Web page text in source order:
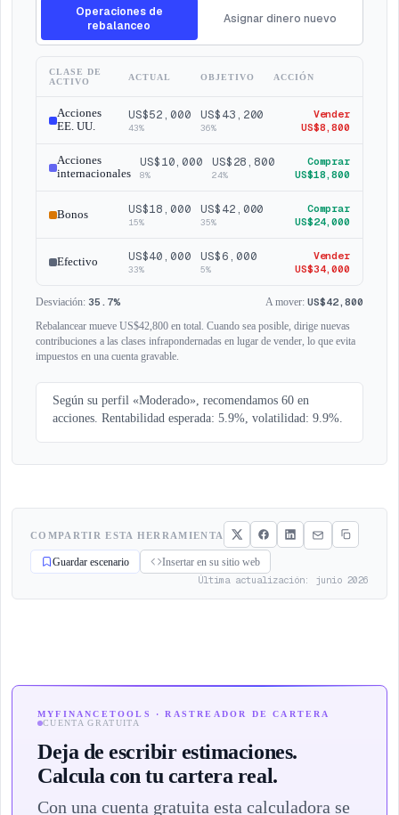
Operaciones de
rebalanceo
Asignar dinero nuevo
CLASE DE
ACTIVO
ACTUAL OBJETIVO ACCIÓN
Acciones
EE. UU.
US$52,000
43%
US$43,200
36%
Vender
US$8,800
Acciones
internacionales
US$10,000
8%
US$28,800
24%
Comprar
US$18,800
Bonos US$18,000
15%
US$42,000
35%
Comprar
US$24,000
Efectivo US$40,000
33%
US$6,000
5%
Vender
US$34,000
Desviación: 35.7% A mover: US$42,800
Rebalancear mueve US$42,800 en total. Cuando sea posible, dirige nuevas
contribuciones a las clases infrapondernadas en lugar de vender, lo que evita
impuestos en una cuenta gravable.
Según su perfil «Moderado», recomendamos 60 en
acciones. Rentabilidad esperada: 5.9%, volatilidad: 9.9%.
COMPARTIR ESTA HERRAMIENTA
Guardar escenario Insertar en su sitio web
Última actualización: junio 2026
MYFINANCETOOLS · RASTREADOR DE CARTERA
CUENTA GRATUITA
Deja de escribir estimaciones.
Calcula con tu cartera real.
Con una cuenta gratuita esta calculadora se